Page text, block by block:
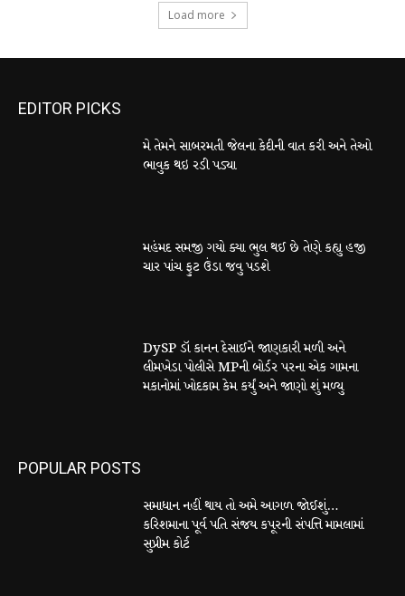
Load more
EDITOR PICKS
મે તેમને સાબરમતી જેલના કેદીની વાત કરી અને તેઓ
ભાવુક થઇ રડી પડ્યા
મહંમદ સમજી ગયો ક્યા ભુલ થઈ છે તેણે કહ્યુ હજી
ચાર પાંચ ફુટ ઉંડા જવુ પડશે
DySP ડૉ કાનન દેસાઈને જાણકારી મળી અને
લીમખેડા પોલીસે MPની બોર્ડર પરના એક ગામના
મકાનોમાં ખોદકામ કેમ કર્યું અને જાણો શું મળ્યુ
POPULAR POSTS
સમાધાન નહીં થાય તો અમે આગળ જોઈશું…
કરિશમાના પૂર્વ પતિ સંજય કપૂરની સંપત્તિ મામલામાં
સુપ્રીમ કોર્ટ